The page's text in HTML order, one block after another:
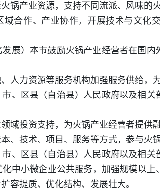
锅产业资源，支持不同流派、风味的
域合作、产业协作，开展技术与文化
展）本市鼓励火锅产业经营者在国
人力资源等服务机构加强服务供给，
、区县（自治县）人民政府以及相
域投资支持，为火锅产业经营者提供
、技术、项目、服务等方式，参与火
、区县（自治县）人民政府以及相
中小微企业公共服务，加强规模以
容提质、优化结构、发展壮大。